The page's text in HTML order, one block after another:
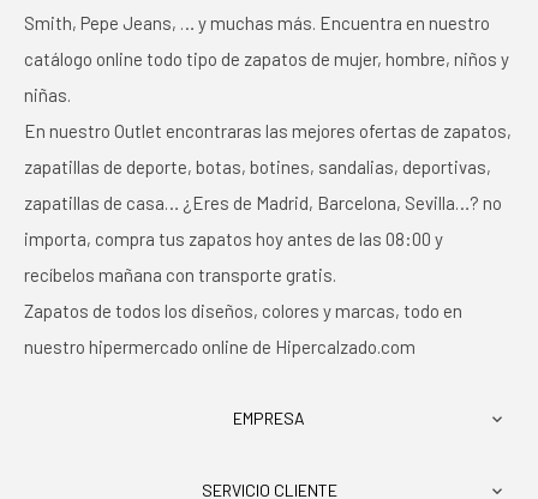
Smith, Pepe Jeans, … y muchas más. Encuentra en nuestro
catálogo online todo tipo de zapatos de mujer, hombre, niños y
niñas.
En nuestro Outlet encontraras las mejores ofertas de zapatos,
zapatillas de deporte, botas, botines, sandalias, deportivas,
zapatillas de casa… ¿Eres de Madrid, Barcelona, Sevilla…? no
importa, compra tus zapatos hoy antes de las 08:00 y
recíbelos mañana con transporte gratis.
Zapatos de todos los diseños, colores y marcas, todo en
nuestro hipermercado online de Hipercalzado.com
EMPRESA 
SERVICIO CLIENTE 